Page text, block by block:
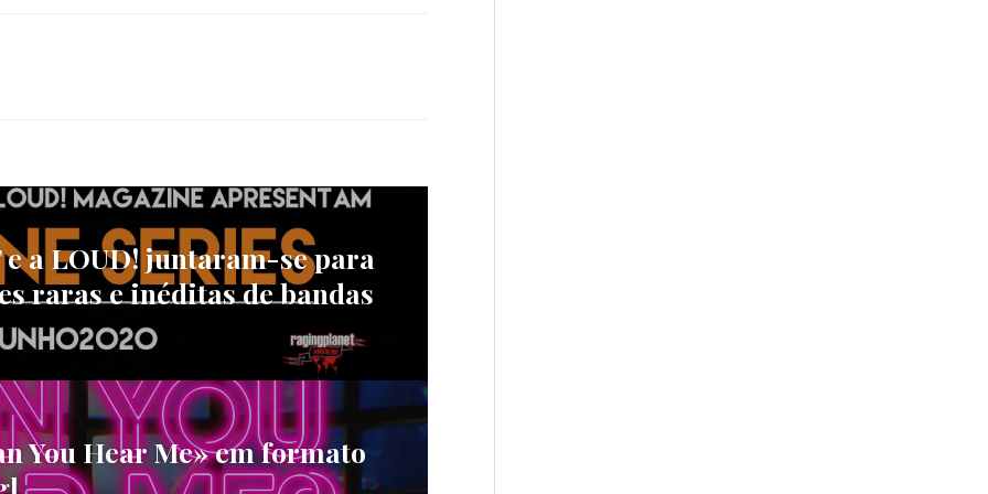
e a LOUD! juntaram-se para
raras e inéditas de bandas
You Hear Me» em formato